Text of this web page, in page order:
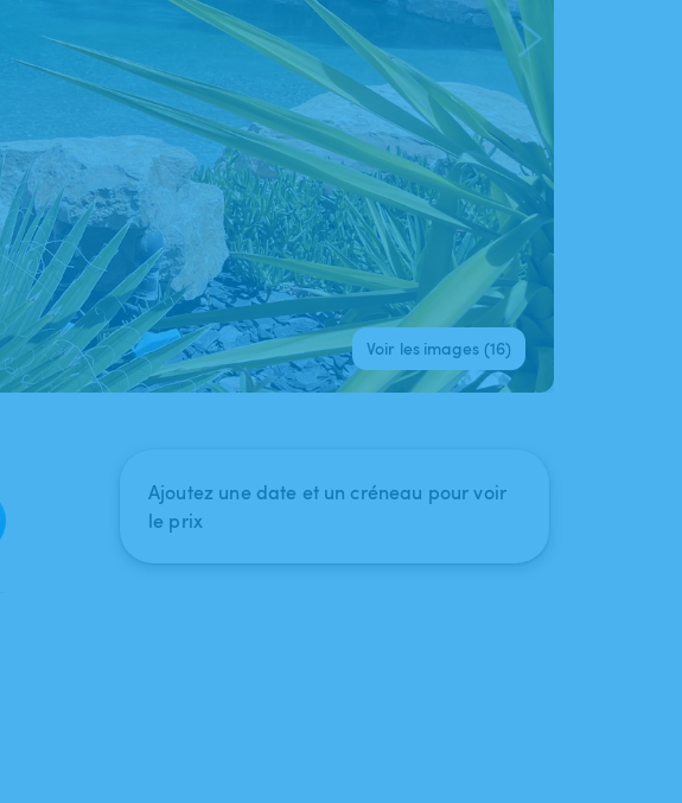
Voir les images (16)
Ajoutez une date et un créneau pour voir
le prix